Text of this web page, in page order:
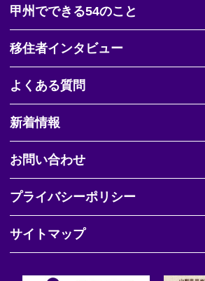
甲州でできる54のこと
移住者インタビュー
よくある質問
新着情報
お問い合わせ
プライバシーポリシー
サイトマップ